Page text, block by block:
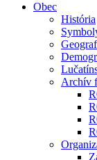
Obec
História
Archív